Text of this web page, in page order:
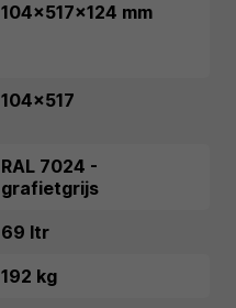
104x517x124 mm
104x517
RAL 7024 -
grafietgrijs
69 ltr
192 kg